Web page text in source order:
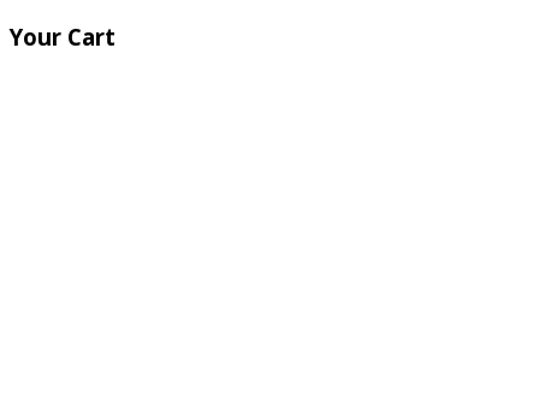
Your Cart